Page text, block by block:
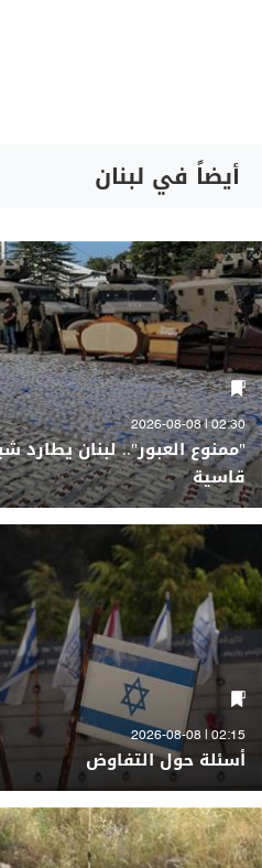
أيضاً في لبنان
02:30 | 2026-08-08
"ممنوع العبور".. لبنان يطارد
قاسية
02:15 | 2026-08-08
أسئلة حول التفاوض